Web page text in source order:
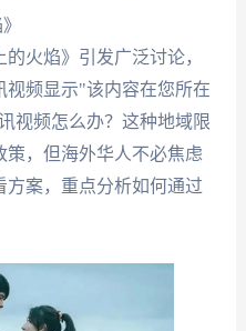
火焰》引发广泛讨论，
视频显示"该内容在您所在
视频怎么办？这种地域限
，但海外华人不必焦虑
案，重点分析如何通过